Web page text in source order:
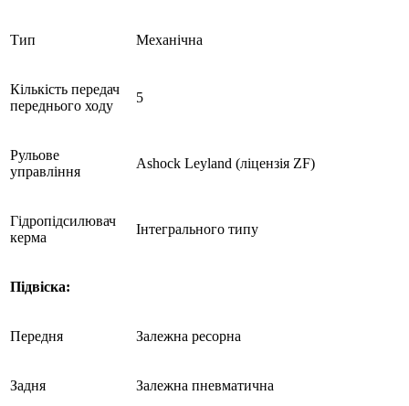
Тип Механічна
Кількість передач
переднього ходу
5
Рульове
управління
Ashock Leyland (ліцензія ZF)
Гідропідсилювач
керма
Інтегрального типу
Підвіска:
Передня Залежна ресорна
Задня Залежна пневматична